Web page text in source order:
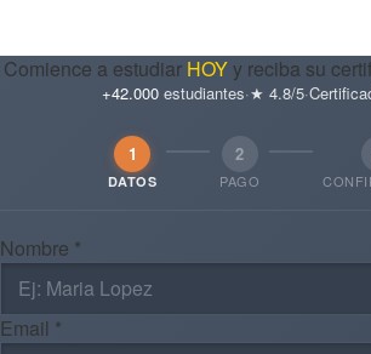
Comience a estudiar HOYy reciba su
+42.000estudiantes·★ 4.8/5·
1
DATOS
2
PAGO
Nombre *
Email *